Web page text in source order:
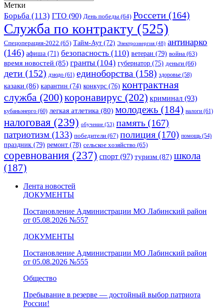
Метки
Борьба (113) ГТО (90) День победы (64) Россети (164)
Служба по контракту (525)
Спецоперация-2022 (65) Тайм-Аут (72) Электроэнергия (48) антинарко
(146) афиша (71) безопасность (110) ветеран (79) война (63)
время новостей (85) гранты (104) губернатор (75) деньги (66)
дети (152) дзюдо (61) единоборства (158) здоровье (58)
казаки (86) карантин (74) конкурс (76) контрактная
служба (200)коронавирус (202) криминал (93)
кубаньэнерго (60) легкая атлетика (80) молодежь (184) налоги (61)
налоговая (239) обучение (53) память (167)
патриотизм (133) победители (67) полиция (170) помощь (54)
праздник (79) ремонт (78) сельское хозяйство (65)
соревнования (237) спорт (97) туризм (87) школа
(187)
Лента новостей
ДОКУМЕНТЫ
Постановление Администрации МО Лабинский район
от 05.08.2026 №557
ДОКУМЕНТЫ
Постановление Администрации МО Лабинский район
от 05.08.2026 №555
Общество
Пребывание в резерве — достойный выбор патриота
России!